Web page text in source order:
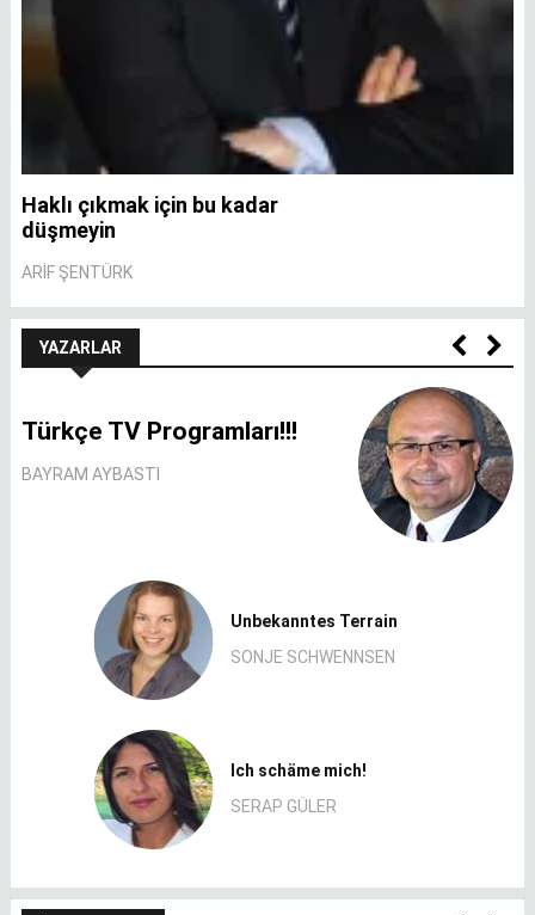
Haklı çıkmak için bu kadar
düşmeyin
ARIF ŞENTÜRK
YAZARLAR
Türkçe TV Programları!!!
BAYRAM AYBASTI
Unbekanntes Terrain
SONJE SCHWENNSEN
Ich schäme mich!
SERAP GÜLER